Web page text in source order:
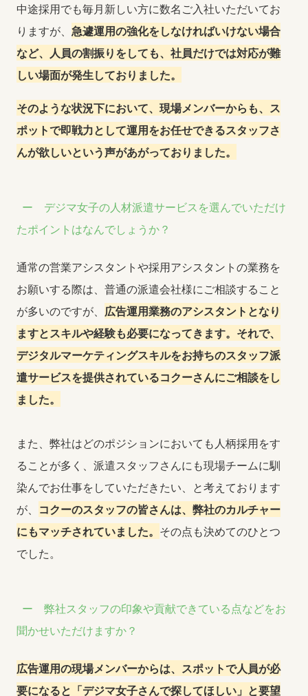
中途採用でも毎月新しい方に数名ご入社いただいてお
りますが、 急遽運用の強化をしなければいけない場合
など、人員の割振りをしても、社員だけでは対応が難
しい場面が発生しておりました。
そのような状況下において、現場メンバーからも、ス
ポットで即戦力として運用をお任せできるスタッフさ
んが欲しいという声があがっておりました。
デジマ女子の人材派遣サービスを選んでいただけ
たポイントはなんでしょうか？
通常の営業アシスタントや採用アシスタントの業務を
お願いする際は、普通の派遣会社様にご相談すること
が多いのですが、 広告運用業務のアシスタントとなり
ますとスキルや経験も必要になってきます。それで、
デジタルマーケティングスキルをお持ちのスタッフ派
遣サービスを提供されているコクーさんにご相談をし
ました。
また、弊社はどのポジションにおいても人柄採用をす
ることが多く、派遣スタッフさんにも現場チームに馴
染んでお仕事をしていただきたい、と考えております
が、 コクーのスタッフの皆さんは、弊社のカルチャー
にもマッチされていました。 その点も決めてのひとつ
でした。
弊社スタッフの印象や貢献できている点などをお
聞かせいただけますか？
広告運用の現場メンバーからは、スポットで人員が必
要になると「デジマ女子さんで探してほしい」と要望